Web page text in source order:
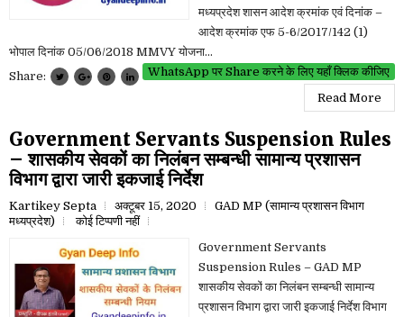
मध्यप्रदेश शासन आदेश क्रमांक एवं दिनांक –
आदेश क्रमांक एफ 5-6/2017/142 (1)
भोपाल दिनांक 05/06/2018 MMVY योजना...
WhatsApp पर Share करने के लिए यहाँ क्लिक कीजिए
Share:
Read More
Government Servants Suspension Rules
– शासकीय सेवकों का निलंबन सम्बन्धी सामान्य प्रशासन
विभाग द्वारा जारी इकजाई निर्देश
Kartikey Septa अक्टूबर 15, 2020
GAD MP (सामान्य प्रशासन विभाग
मध्यप्रदेश)
कोई टिप्पणी नहीं
Government Servants
Suspension Rules – GAD MP
शासकीय सेवकों का निलंबन सम्बन्धी सामान्य
प्रशासन विभाग द्वारा जारी इकजाई निर्देश विभाग